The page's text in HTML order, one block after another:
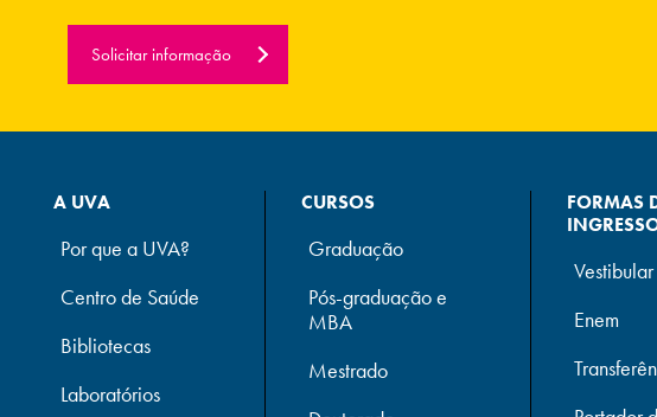
Solicitar informação
A UVA
Por que a UVA?
Centro de Saúde
Bibliotecas
Laboratórios
CURSOS
Graduação
Pós-graduação e
MBA
Mestrado
FORMAS
Enem